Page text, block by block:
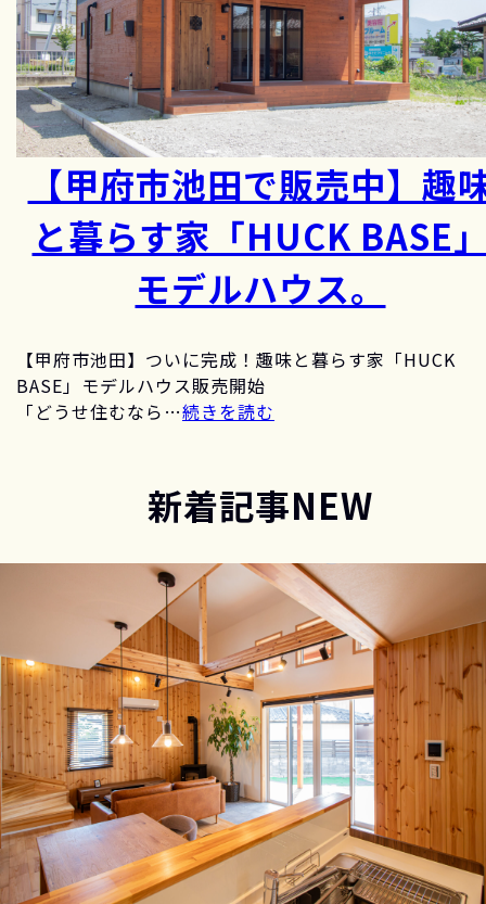
【甲府市池田で販売中】趣
と暮らす家「HUCK BASE
モデルハウス。
【甲府市池田】ついに完成！趣味と暮らす家「HUCK
BASE」モデルハウス販売開始
「どうせ住むなら…続きを読む
新着記事NEW